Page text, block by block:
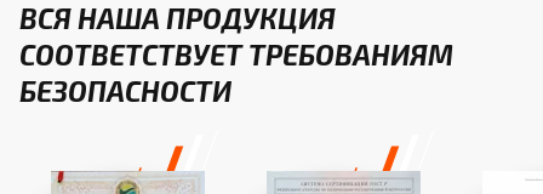
ВСЯ НАША ПРОДУКЦИЯ
СООТВЕТСТВУЕТ ТРЕБОВАНИЯМ
БЕЗОПАСНОСТИ